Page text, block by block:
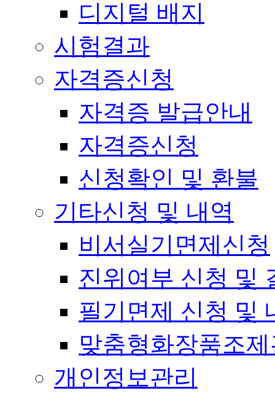
디지털 배지
시험결과
자격증신청
자격증 발급안내
자격증신청
신청확인 및 환불
기타신청 및 내역
비서실기면제신청
진위여부 신청 및
필기면제 신청 및
맞춤형화장품조
개인정보관리